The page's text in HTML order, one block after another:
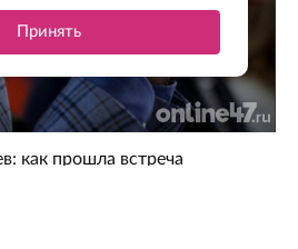
как прошла встреча
Принять